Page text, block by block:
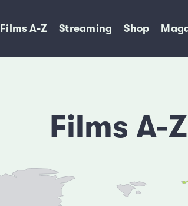
Films A-Z Streaming Shop
Films A-Z